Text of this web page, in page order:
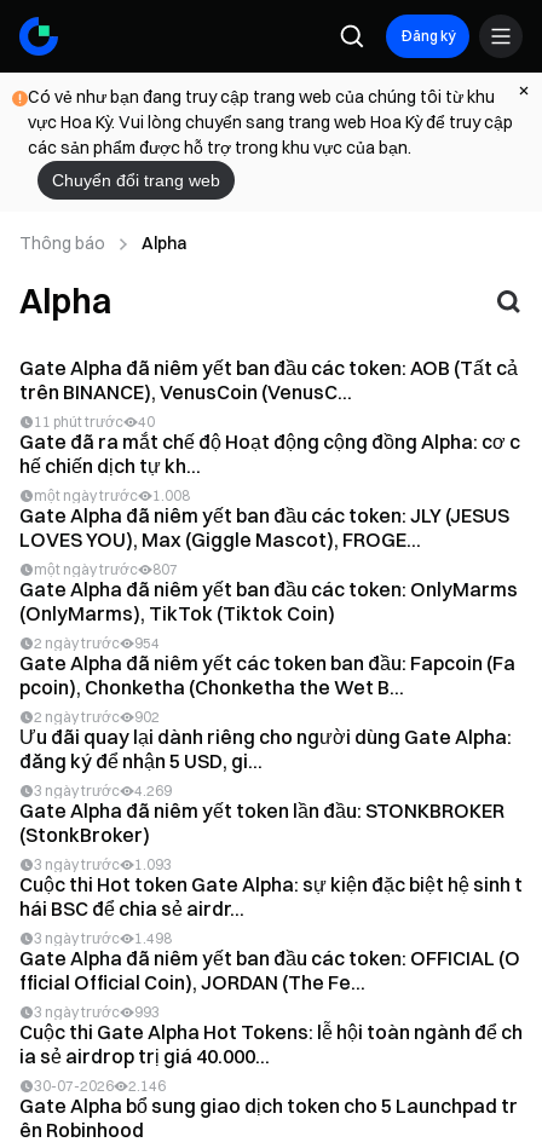
Đăng ký
Có vẻ như bạn đang truy cập trang web của chúng tôi từ khu
vực Hoa Kỳ. Vui lòng chuyển sang trang web Hoa Kỳ để truy cập
các sản phẩm được hỗ trợ trong khu vực của bạn.
Chuyển đổi trang web
Thông báo Alpha
Alpha
Gate Alpha đã niêm yết ban đầu các token: AOB (Tất cả
trên BINANCE), VenusCoin (VenusC...
11 phút trước 40
Gate đã ra mắt chế độ Hoạt động cộng đồng Alpha: cơ c
hế chiến dịch tự kh...
một ngày trước 1.008
Gate Alpha đã niêm yết ban đầu các token: JLY (JESUS
LOVES YOU), Max (Giggle Mascot), FROGE...
một ngày trước 807
Gate Alpha đã niêm yết ban đầu các token: OnlyMarms
(OnlyMarms), TikTok (Tiktok Coin)
2 ngày trước 954
Gate Alpha đã niêm yết các token ban đầu: Fapcoin (Fa
pcoin), Chonketha (Chonketha the Wet B...
2 ngày trước 902
Ưu đãi quay lại dành riêng cho người dùng Gate Alpha:
đăng ký để nhận 5 USD, gi...
3 ngày trước 4.269
Gate Alpha đã niêm yết token lần đầu: STONKBROKER
(StonkBroker)
3 ngày trước 1.093
Cuộc thi Hot token Gate Alpha: sự kiện đặc biệt hệ sinh t
hái BSC để chia sẻ airdr...
3 ngày trước 1.498
Gate Alpha đã niêm yết ban đầu các token: OFFICIAL (O
fficial Official Coin), JORDAN (The Fe...
3 ngày trước 993
Cuộc thi Gate Alpha Hot Tokens: lễ hội toàn ngành để ch
ia sẻ airdrop trị giá 40.000...
30-07-2026 2.146
Gate Alpha bổ sung giao dịch token cho 5 Launchpad tr
ên Robinhood